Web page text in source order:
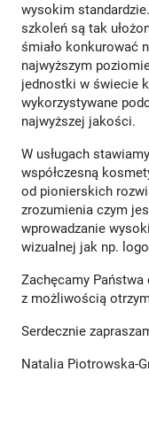
wysokim
szkoleń są tak
śmiało konkurować
najwyższym
jednostki w świecie
wykorzystywane
najwyższej jakości.
W usługach
współczesną
od pionierskich
zrozumienia czym
wprowadzanie
wizualnej jak np.
Zachęcamy Państwa
z możliwością
Serdecznie
Natalia Piotrowska-